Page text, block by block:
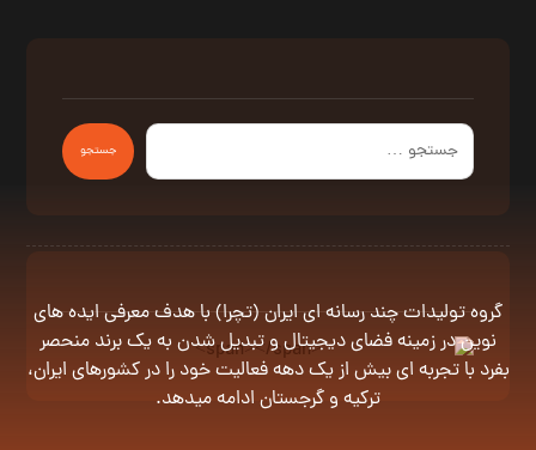
گروه توليدات چند رسانه اى ايران (تچرا) با هدف معرفى ايده هاى
نوين در زمينه فضاى ديجيتال و تبديل شدن به يک برند منحصر
بفرد با تجربه اى بيش از يک دهه فعاليت خود را در كشورهاى ايران،
تركيه و گرجستان ادامه ميدهد.